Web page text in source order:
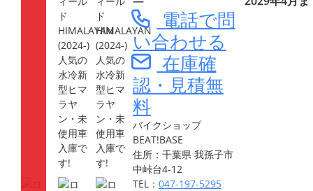
電話で問
い合わせる
在庫確
認・見積無
料
バイクショップ
BEAT!BASE
住所：千葉県 我孫子市
中峠台4-12
TEL： 047-197-5295